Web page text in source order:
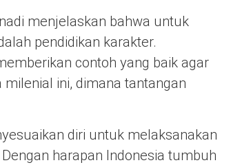
menjelaskan bahwa untuk
pendidikan karakter.
contoh yang baik agar
milenial ini, dimana tantangan
diri untuk melaksanakan
harapan Indonesia tumbuh